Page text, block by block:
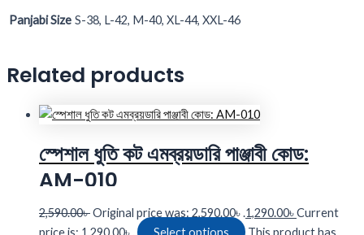
Panjabi Size S-38, L-42, M-40, XL-44, XXL-46
Related products
স্পেশাল ধুতি কট এমব্রয়ডারি পাঞ্জাবী কোড:
AM-010
2,590.00৳Original price was: 2,590.00৳ .1,290.00৳Current
price is: 1,290.00৳ .
Select options
This product has